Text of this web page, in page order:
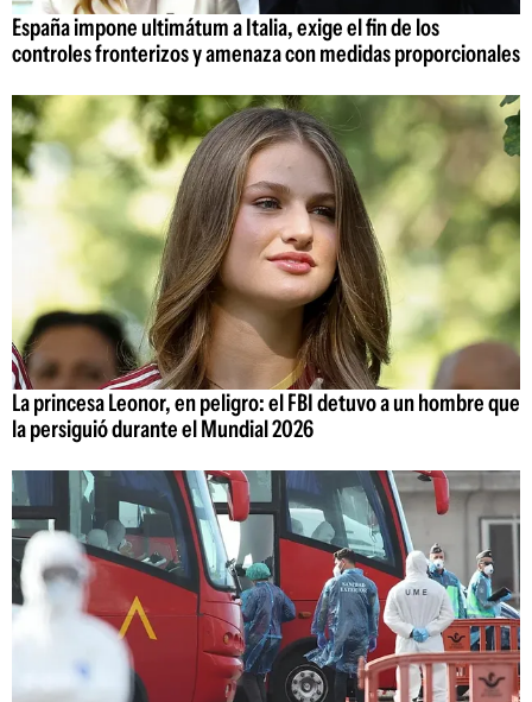
España impone ultimátum a Italia, exige el fin de los
controles fronterizos y amenaza con medidas proporcionales
La princesa Leonor, en peligro: el FBI detuvo a un hombre que
la persiguió durante el Mundial 2026